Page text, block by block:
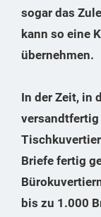
sogar das
kann so eine
übernehmen.
In der Zeit, in
versandtfertig
Briefe fertig
bis zu 1.000